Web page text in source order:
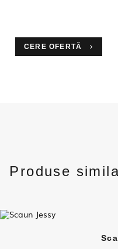
CERE OFERTĂ
Produse